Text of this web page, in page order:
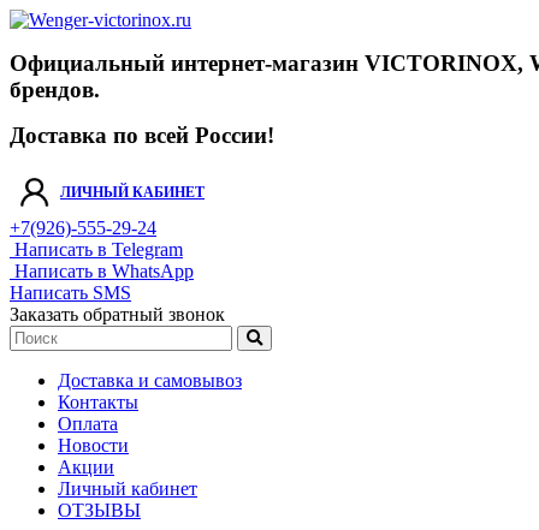
Официальный интернет-магазин VICTORINOX,
брендов.
Доставка по всей России!
ЛИЧНЫЙ КАБИНЕТ
+7(926)-555-29-24
Написать в Telegram
Написать в WhatsApp
Написать SMS
Заказать обратный звонок
Доставка и самовывоз
Контакты
Оплата
Новости
Акции
Личный кабинет
ОТЗЫВЫ